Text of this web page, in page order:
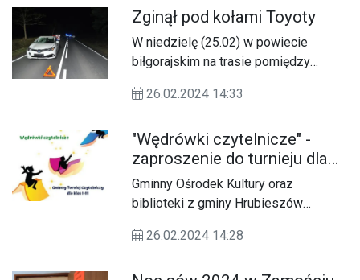
Zginął pod kołami Toyoty
W niedzielę (25.02) w powiecie
biłgorajskim na trasie pomiędzy
Stara doszło do śmiertelnego
26.02.2024 14:33
"Wędrówki czytelnicze" -
zaproszenie do turnieju dla
najmłodszych
Gminny Ośrodek Kultury oraz
biblioteki z gminy Hrubieszów
regionu do wzięcia udziału w turnieju
26.02.2024 14:28